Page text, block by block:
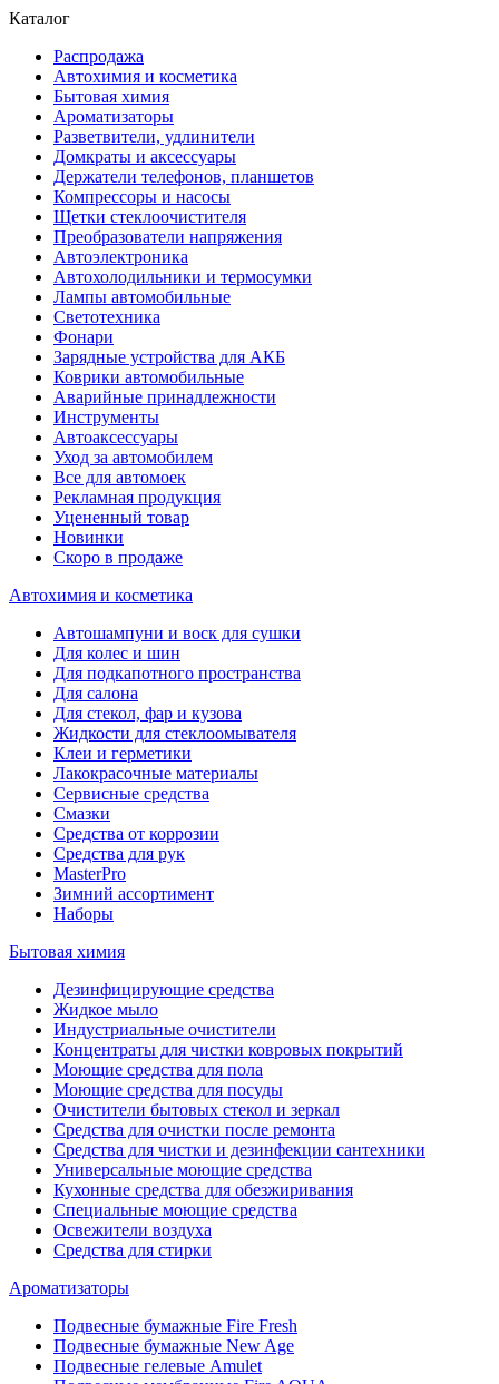
Каталог
Распродажа
Автохимия и косметика
Бытовая химия
Ароматизаторы
Разветвители, удлинители
Домкраты и аксессуары
Держатели телефонов, планшетов
Компрессоры и насосы
Щетки стеклоочистителя
Преобразователи напряжения
Автоэлектроника
Автохолодильники и термосумки
Лампы автомобильные
Светотехника
Фонари
Зарядные устройства для АКБ
Коврики автомобильные
Аварийные принадлежности
Инструменты
Автоаксессуары
Уход за автомобилем
Все для автомоек
Рекламная продукция
Уцененный товар
Новинки
Скоро в продаже
Автохимия и косметика
Автошампуни и воск для сушки
Для колес и шин
Для подкапотного пространства
Для салона
Для стекол, фар и кузова
Жидкости для стеклоомывателя
Клеи и герметики
Лакокрасочные материалы
Сервисные средства
Смазки
Средства от коррозии
Средства для рук
MasterPro
Зимний ассортимент
Наборы
Бытовая химия
Дезинфицирующие средства
Жидкое мыло
Индустриальные очистители
Концентраты для чистки ковровых покрытий
Моющие средства для пола
Моющие средства для посуды
Очистители бытовых стекол и зеркал
Средства для очистки после ремонта
Средства для чистки и дезинфекции сантехники
Универсальные моющие средства
Кухонные средства для обезжиривания
Специальные моющие средства
Освежители воздуха
Средства для стирки
Ароматизаторы
Подвесные бумажные Fire Fresh
Подвесные бумажные New Age
Подвесные гелевые Amulet